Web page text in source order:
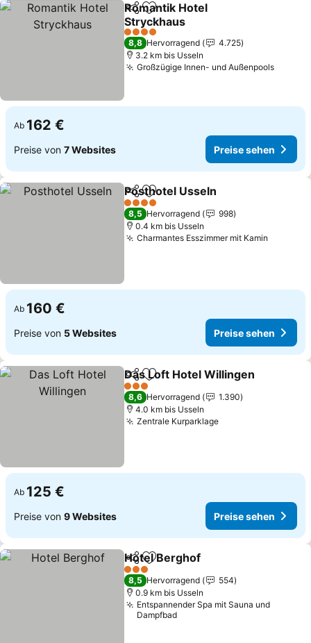
TeilenZu Favoriten hinzufügen
Romantik Hotel
Stryckhaus
Preise sehen
4 Sterne
8,8 Hervorragend
4.725
3.2 km bis Usseln
Großzügige Innen- und AußenpoolsPreise
Ab 162 €
Preise von 7 Websites Preise sehen
TeilenZu Favoriten hinzufügen
Posthotel Usseln
4 Sterne
8,5 Hervorragend
998
0.4 km bis Usseln
Charmantes Esszimmer mit Kamin
Ab 160 €
Preise von 5 Websites Preise sehen
TeilenZu Favoriten hinzufügen
Das Loft Hotel Willingen
3 Sterne
8,6 Hervorragend
1.390
4.0 km bis Usseln
Zentrale KurparklagePreise sehen
Ab 125 €
Preise von 9 Websites Preise sehen
TeilenZu Favoriten hinzufügen
Hotel Berghof
3 Sterne
8,5 Hervorragend
554
0.9 km bis Usseln
Entspannender Spa mit Sauna und
Dampfbad